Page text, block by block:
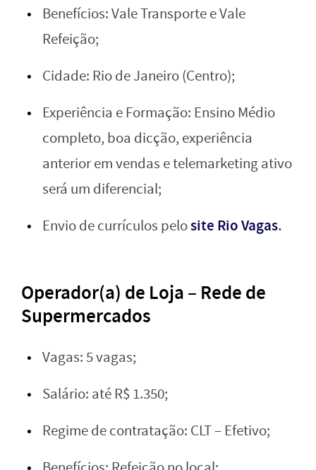
Benefícios: Vale Transporte e Vale
Refeição;
Cidade: Rio de Janeiro (Centro);
Experiência e Formação: Ensino Médio
completo, boa dicção, experiência
anterior em vendas e telemarketing ativo
será um diferencial;
Envio de currículos pelosite Rio Vagas.
Operador(a) de Loja – Rede de
Supermercados
Vagas: 5 vagas;
Salário: até R$ 1.350;
Regime de contratação: CLT – Efetivo;